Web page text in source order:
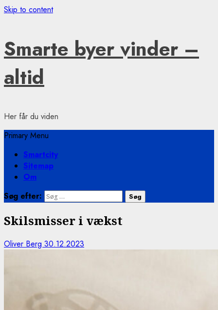
Skip to content
Smarte byer vinder –
altid
Her får du viden
Primary Menu
Smartcity
Sitemap
Om
Søg efter:
Skilsmisser i vækst
Oliver Berg 30.12.2023